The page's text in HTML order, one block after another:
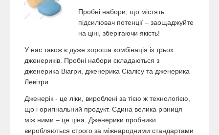
Пробні набори, що містять
підсилювач потенції – заощаджуйте
на ціні, зберігаючи якість!
У нас також є дуже хороша комбінація із трьох
дженериків. Пробні набори складаються з
дженерика Віагри, дженерика Сіалісу та дженерика
Левітри.
Дженерік - це ліки, вироблені за тією ж технологією,
що і оригінальний продукт. Єдина велика різниця
між ними – це ціна. Дженерики пробники
виробляються строго за міжнародними стандартами